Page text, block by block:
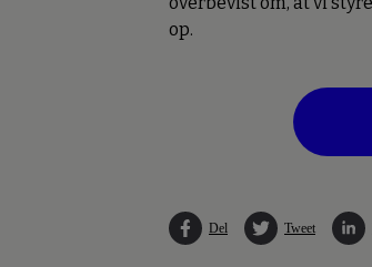
op.
Del Tweet